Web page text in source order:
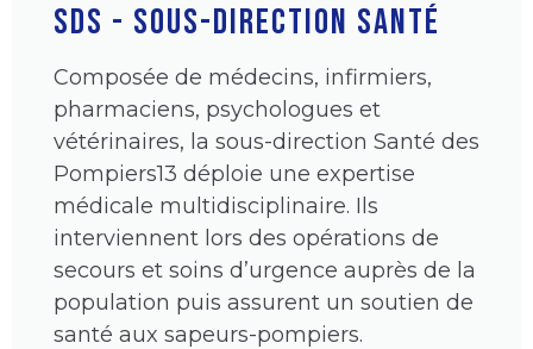
SDS - SOUS-DIRECTION SANTÉ
Composée de médecins, infirmiers,
pharmaciens, psychologues et
vétérinaires, la sous-direction Santé des
Pompiers13 déploie une expertise
médicale multidisciplinaire. Ils
interviennent lors des opérations de
secours et soins d’urgence auprès de la
population puis assurent un soutien de
santé aux sapeurs-pompiers.